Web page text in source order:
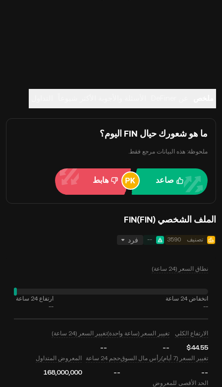
ما هو شعورك حيال FIN اليوم؟
ملحوظة: هذه البيانات مرجع فقط.
صاعد هابط
الملف الشخصي FIN(FIN)
تصنيف 3590
-- فرد
نطاق السعر (24 ساعة)
انخفاض 24 ساعة
--
ارتفاع 24 ساعة
--
الارتفاع الكلي
$44.55
تغيير السعر (ساعة واحدة)
--
تغيير السعر (24 ساعة)
--
تغيير السعر (7 أيام)
--
رأس مال السوقحجم 24 ساعة
--
المعروض المتداول
168,000,000
الحد الأقصى للمعروض